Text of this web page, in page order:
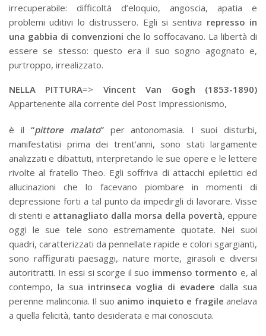
irrecuperabile: difficoltà d’eloquio, angoscia, apatia e
problemi uditivi lo distrussero. Egli si sentiva represso in
una gabbia di convenzioni che lo soffocavano. La libertà di
essere se stesso: questo era il suo sogno agognato e,
purtroppo, irrealizzato.
NELLA PITTURA=> Vincent Van Gogh (1853-1890)
Appartenente alla corrente del Post Impressionismo,
è il “pittore malato”per antonomasia. I suoi disturbi,
manifestatisi prima dei trent’anni, sono stati largamente
analizzati e dibattuti, interpretando le sue opere e le lettere
rivolte al fratello Theo. Egli soffriva di attacchi epilettici ed
allucinazioni che lo facevano piombare in momenti di
depressione forti a tal punto da impedirgli di lavorare. Visse
di stenti e attanagliato dalla morsa della povertà, eppure
oggi le sue tele sono estremamente quotate. Nei suoi
quadri, caratterizzati da pennellate rapide e colori sgargianti,
sono raffigurati paesaggi, nature morte, girasoli e diversi
autoritratti. In essi si scorge il suo immenso tormento e, al
contempo, la sua intrinseca voglia di evadere dalla sua
perenne malinconia. Il suo animo inquieto e fragile anelava
a quella felicità, tanto desiderata e mai conosciuta.